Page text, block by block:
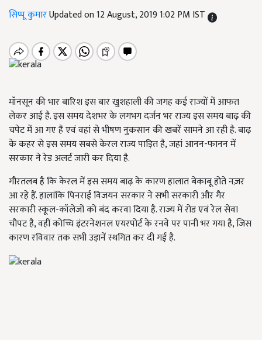
सिप्पू कुमारUpdated on 12 August, 2019 1:02 PM IST
मॉनसून की भार बारिश इस बार खुशहाली की जगह कई राज्यों में आफत
लेकर आई है. इस समय देशभर के लगभग दर्जन भर राज्य इस समय बाढ़ की
चपेट में आ गए हैं एवं वहां से भीषण नुकसान की खबरें सामने आ रही है. बाढ़
के कहर से इस समय सबसे केरल राज्य पाड़ित है, जहां आनन-फानन में
सरकार ने रेड अलर्ट जारी कर दिया है.
गौरतलब है कि केरल में इस समय बाढ़ के कारण हालात बेकाबू होते नज़र
आ रहे हैं. हालांकि पिनराई विजयन सरकार ने सभी सरकारी और गैर
सरकारी स्कूल-कॉलेजों को बंद करवा दिया है. राज्य में रोड एवं रेल सेवा
चौपट है, वहीं कोच्चि इंटरनेशनल एयरपोर्ट के रनवे पर पानी भर गया है, जिस
कारण रविवार तक सभी उड़ानें स्थगित कर दी गई है.